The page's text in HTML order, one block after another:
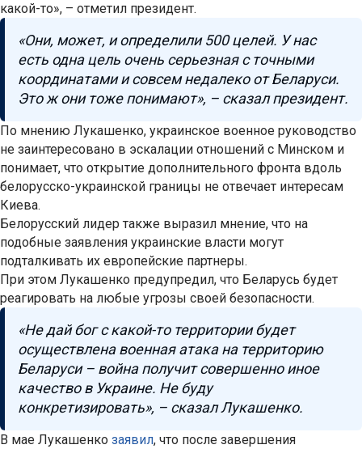
какой-то», – отметил президент.
«Они, может, и определили 500 целей. У нас
есть одна цель очень серьезная с точными
координатами и совсем недалеко от Беларуси.
Это ж они тоже понимают», – сказал президент.
По мнению Лукашенко, украинское военное руководство
не заинтересовано в эскалации отношений с Минском и
понимает, что открытие дополнительного фронта вдоль
белорусско-украинской границы не отвечает интересам
Киева.
Белорусский лидер также выразил мнение, что на
подобные заявления украинские власти могут
подталкивать их европейские партнеры.
При этом Лукашенко предупредил, что Беларусь будет
реагировать на любые угрозы своей безопасности.
«Не дай бог с какой-то территории будет
осуществлена военная атака на территорию
Беларуси – война получит совершенно иное
качество в Украине. Не буду
конкретизировать», – сказал Лукашенко.
В мае Лукашенко заявил, что после завершения